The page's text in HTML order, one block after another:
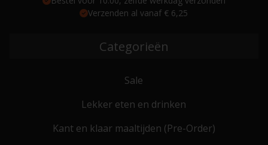
Verzenden al vanaf € 6,25
Categorieën
Sale
Lekker eten en drinken
Kant en klaar maaltijden (Pre-Order)